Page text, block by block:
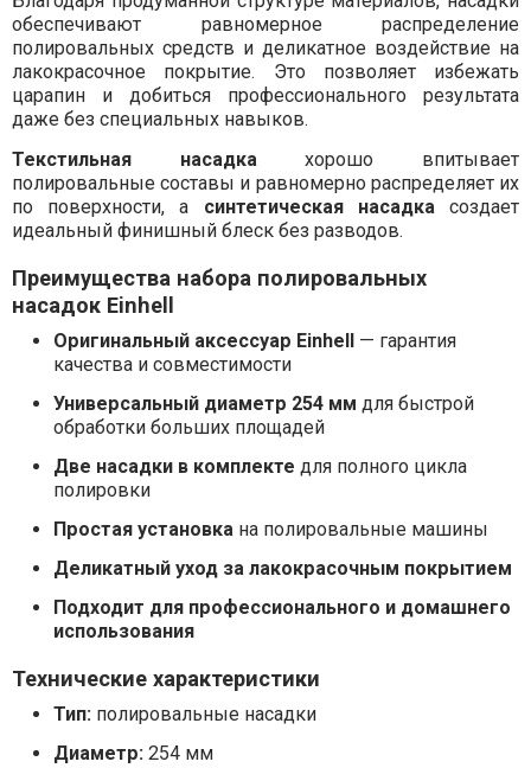
обеспечивают равномерное распределение
полировальных средств и деликатное воздействие на
лакокрасочное покрытие. Это позволяет избежать
царапин и добиться профессионального результата
даже без специальных навыков.
Текстильная насадка хорошо впитывает
полировальные составы и равномерно распределяет их
по поверхности, а синтетическая насадка создает
идеальный финишный блеск без разводов.
Преимущества набора полировальных
насадок Einhell
Оригинальный аксессуар Einhell— гарантия
качества и совместимости
Универсальный диаметр 254 мм для быстрой
обработки больших площадей
Две насадки в комплекте для полного цикла
полировки
Простая установкана полировальные машины
Деликатный уход за лакокрасочным покрытием
Подходит для профессионального и домашнего
использования
Технические характеристики
Тип:полировальные насадки
Диаметр:254 мм